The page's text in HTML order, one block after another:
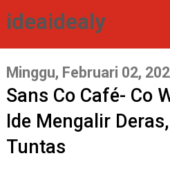
ideaidealy
Minggu, Februari 02,
Sans Co Café- Co
Ide Mengalir
Tuntas